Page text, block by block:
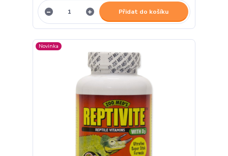
Přidat do košíku
Novinka